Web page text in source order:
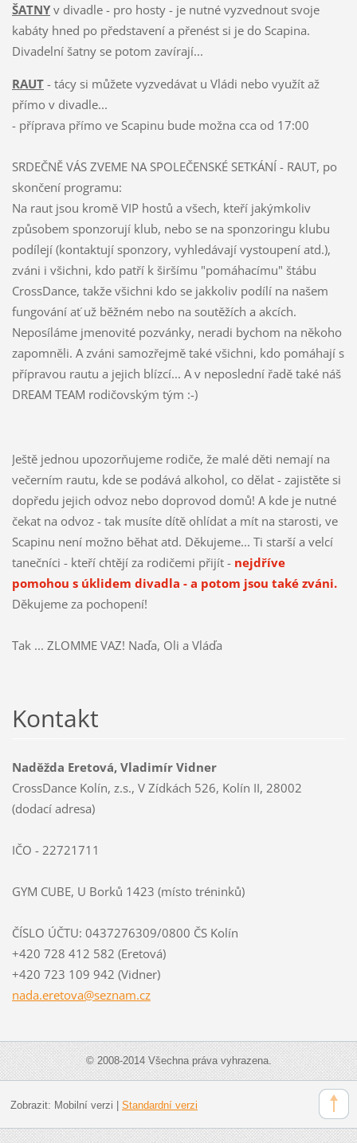
ŠATNYv divadle - pro hosty - je nutné vyzvednout svoje
kabáty hned po představení a přenést si je do Scapina.
Divadelní šatny se potom zavírají...
RAUT- tácy si můžete vyzvedávat u Vládi nebo využít až
přímo v divadle...
- příprava přímo ve Scapinu bude možna cca od 17:00
SRDEČNĚ VÁS ZVEME NA SPOLEČENSKÉ SETKÁNÍ - RAUT, po
skončení programu:
Na raut jsou kromě VIP hostů a všech, kteří jakýmkoliv
způsobem sponzorují klub, nebo se na sponzoringu klubu
podílejí (kontaktují sponzory, vyhledávají vystoupení atd.),
zváni i všichni, kdo patří k širšímu "pomáhacímu" štábu
CrossDance, takže všichni kdo se jakkoliv podílí na našem
fungování ať už běžném nebo na soutěžích a akcích.
Neposíláme jmenovité pozvánky, neradi bychom na někoho
zapomněli. A zváni samozřejmě také všichni, kdo pomáhají s
přípravou rautu a jejich blízcí... A v neposlední řadě také náš
DREAM TEAM rodičovským tým :-)
Ještě jednou upozorňujeme rodiče, že malé děti nemají na
večerním rautu, kde se podává alkohol, co dělat - zajistěte si
dopředu jejich odvoz nebo doprovod domů! A kde je nutné
čekat na odvoz - tak musíte dítě ohlídat a mít na starosti, ve
Scapinu není možno běhat atd. Děkujeme... Ti starší a velcí
tanečníci - kteří chtějí za rodičemi přijít - nejdříve
pomohou s úklidem divadla - a potom jsou také zváni.
Děkujeme za pochopení!
Tak ... ZLOMME VAZ! Naďa, Oli a Vláďa
Kontakt
Naděžda Eretová, Vladimír Vidner
CrossDance Kolín, z.s., V Zídkách 526, Kolín II, 28002
(dodací adresa)
IČO - 22721711
GYM CUBE, U Borků 1423 (místo tréninků)
ČÍSLO ÚČTU: 0437276309/0800 ČS Kolín
+420 728 412 582 (Eretová)
+420 723 109 942 (Vidner)
nada.eretova@seznam.cz
© 2008-2014 Všechna práva vyhrazena.
Zobrazit: Mobilní verzi Standardní verzi